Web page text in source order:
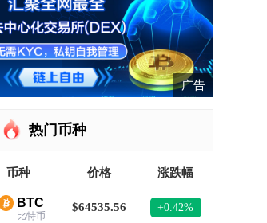
广告
热门币种
币种 价格 涨跌幅
BTC
比特币
$64535.56 +0.42%